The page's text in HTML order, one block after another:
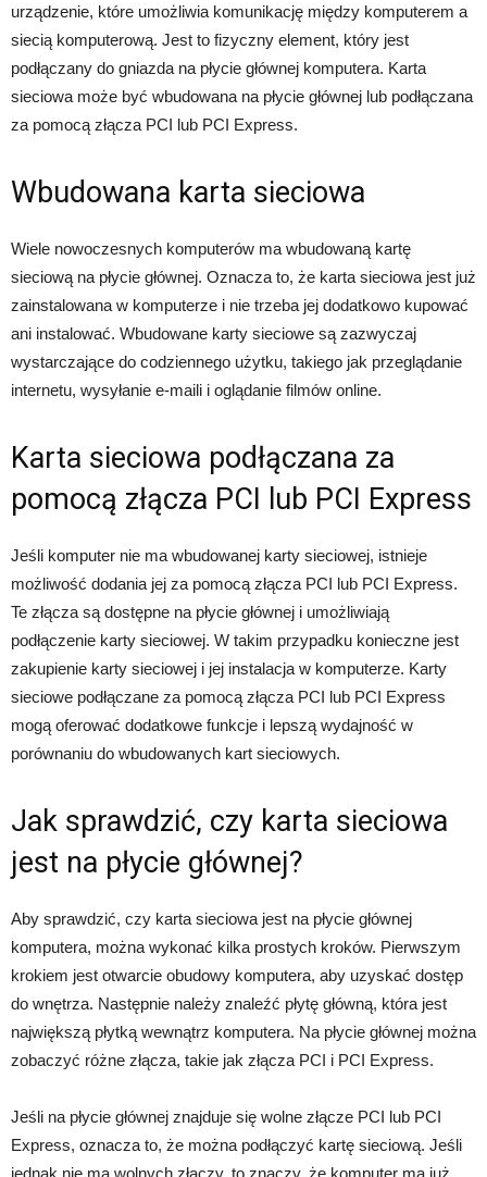
urządzenie, które umożliwia komunikację między komputerem a
siecią komputerową. Jest to fizyczny element, który jest
podłączany do gniazda na płycie głównej komputera. Karta
sieciowa może być wbudowana na płycie głównej lub podłączana
za pomocą złącza PCI lub PCI Express.
Wbudowana karta sieciowa
Wiele nowoczesnych komputerów ma wbudowaną kartę
sieciową na płycie głównej. Oznacza to, że karta sieciowa jest już
zainstalowana w komputerze i nie trzeba jej dodatkowo kupować
ani instalować. Wbudowane karty sieciowe są zazwyczaj
wystarczające do codziennego użytku, takiego jak przeglądanie
internetu, wysyłanie e-maili i oglądanie filmów online.
Karta sieciowa podłączana za
pomocą złącza PCI lub PCI Express
Jeśli komputer nie ma wbudowanej karty sieciowej, istnieje
możliwość dodania jej za pomocą złącza PCI lub PCI Express.
Te złącza są dostępne na płycie głównej i umożliwiają
podłączenie karty sieciowej. W takim przypadku konieczne jest
zakupienie karty sieciowej i jej instalacja w komputerze. Karty
sieciowe podłączane za pomocą złącza PCI lub PCI Express
mogą oferować dodatkowe funkcje i lepszą wydajność w
porównaniu do wbudowanych kart sieciowych.
Jak sprawdzić, czy karta sieciowa
jest na płycie głównej?
Aby sprawdzić, czy karta sieciowa jest na płycie głównej
komputera, można wykonać kilka prostych kroków. Pierwszym
krokiem jest otwarcie obudowy komputera, aby uzyskać dostęp
do wnętrza. Następnie należy znaleźć płytę główną, która jest
największą płytką wewnątrz komputera. Na płycie głównej można
zobaczyć różne złącza, takie jak złącza PCI i PCI Express.
Jeśli na płycie głównej znajduje się wolne złącze PCI lub PCI
Express, oznacza to, że można podłączyć kartę sieciową. Jeśli
jednak nie ma wolnych złączy, to znaczy, że komputer ma już